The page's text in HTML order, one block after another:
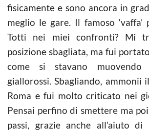
fisicamente e sono ancora in
meglio le gare. Il famoso ‘vaffa’
Totti nei miei confronti? Mi
posizione sbagliata, ma fui
come si stavano muovendo
giallorossi. Sbagliando, ammonii
Roma e fui molto criticato nei
Pensai perfino di smettere ma
passi, grazie anche all’aiuto